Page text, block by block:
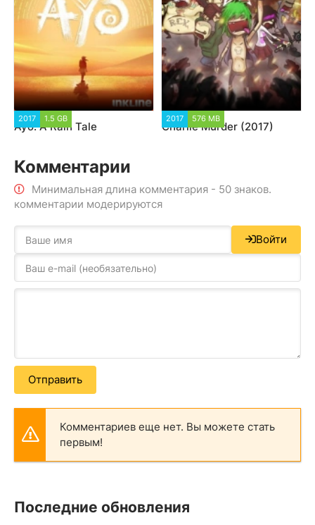
2017 1.5 GB
Ayo: A Rain Tale
2017 576 MB
Charlie Murder (2017)
Комментарии
Минимальная длина комментария - 50 знаков.
комментарии модерируются
Войти
Отправить
Комментариев еще нет. Вы можете стать
первым!
Последние обновления